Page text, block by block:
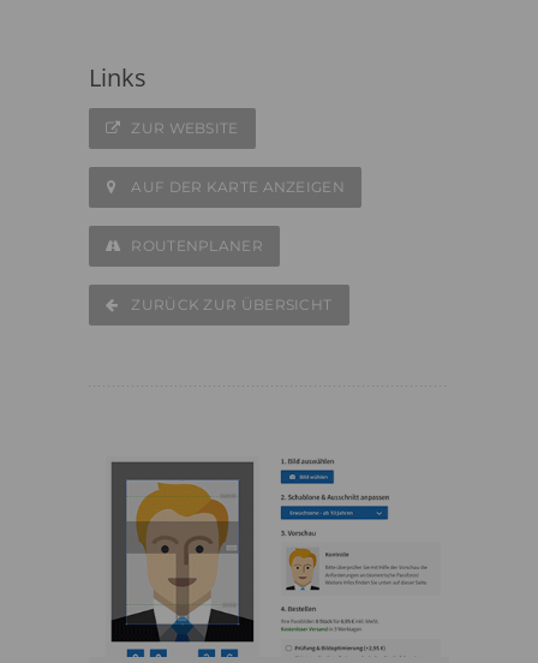
Links
ZUR WEBSITE
AUF DER KARTE ANZEIGEN
ROUTENPLANER
ZURÜCK ZUR ÜBERSICHT